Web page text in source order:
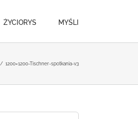
ŻYCIORYS MYŚLI
/ 1200×1200-Tischner-spotkania-v3